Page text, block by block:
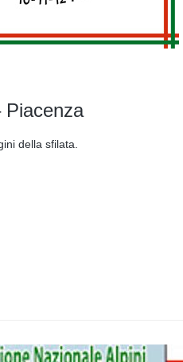
Piacenza
della sfilata.